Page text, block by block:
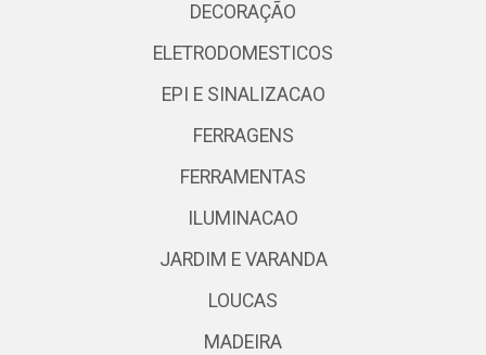
DECORAÇÃO
ELETRODOMESTICOS
EPI E SINALIZACAO
FERRAGENS
FERRAMENTAS
ILUMINACAO
JARDIM E VARANDA
LOUCAS
MADEIRA